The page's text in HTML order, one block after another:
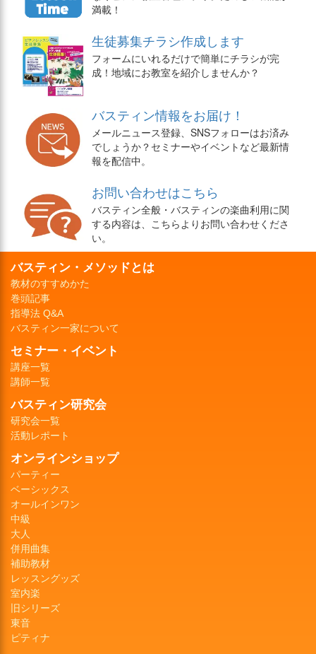
満載！
生徒募集チラシ作成します
フォームにいれるだけで簡単にチラシが完
成！地域にお教室を紹介しませんか？
バスティン情報をお届け！
メールニュース登録、SNSフォローはお済み
でしょうか？セミナーやイベントなど最新情
報を配信中。
お問い合わせはこちら
バスティン全般・バスティンの楽曲利用に関
する内容は、こちらよりお問い合わせくださ
い。
バスティン・メソッドとは
教材のすすめかた
巻頭記事
指導法 Q&A
バスティン一家について
セミナー・イベント
講座一覧
講師一覧
バスティン研究会
研究会一覧
活動レポート
オンラインショップ
パーティー
ベーシックス
オールインワン
中級
大人
併用曲集
補助教材
レッスングッズ
室内楽
旧シリーズ
東音
ピティナ